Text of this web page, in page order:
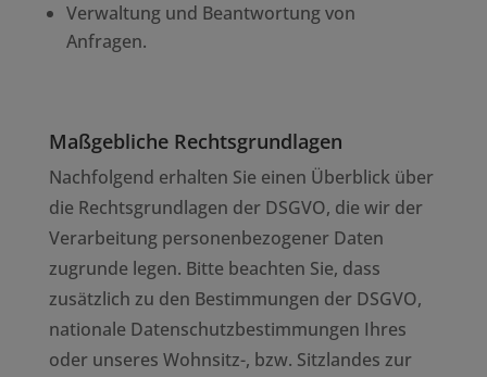
Verwaltung und Beantwortung von
Anfragen.
Maßgebliche Rechtsgrundlagen
Nachfolgend erhalten Sie einen Überblick über
die Rechtsgrundlagen der DSGVO, die wir der
Verarbeitung personenbezogener Daten
zugrunde legen. Bitte beachten Sie, dass
zusätzlich zu den Bestimmungen der DSGVO,
nationale Datenschutzbestimmungen Ihres
oder unseres Wohnsitz-, bzw. Sitzlandes zur